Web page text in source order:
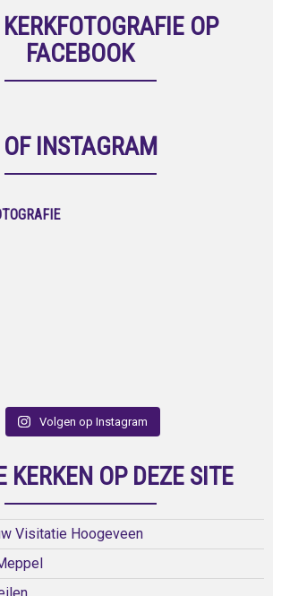
OP
FACEBOOK
OF INSTAGRAM
Volgen op Instagram
KERKEN OP DEZE SITE
Visitatie Hoogeveen